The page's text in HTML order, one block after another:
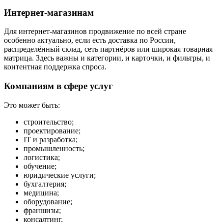
Интернет-магазинам
Для интернет-магазинов продвижение по всей стране
особенно актуально, если есть доставка по России,
распределённый склад, сеть партнёров или широкая товарная
матрица. Здесь важны и категории, и карточки, и фильтры, и
контентная поддержка спроса.
Компаниям в сфере услуг
Это может быть:
строительство;
проектирование;
IT и разработка;
промышленность;
логистика;
обучение;
юридические услуги;
бухгалтерия;
медицина;
оборудование;
франшизы;
консалтинг.